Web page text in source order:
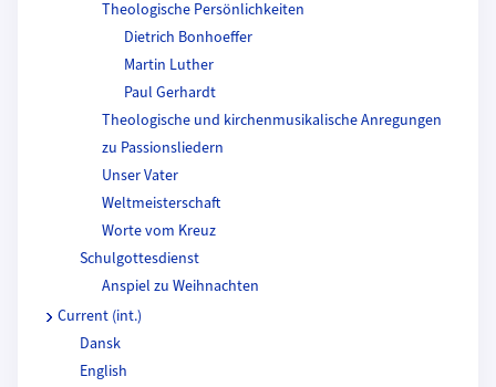
Theologische Persönlichkeiten
Dietrich Bonhoeffer
Martin Luther
Paul Gerhardt
Theologische und kirchenmusikalische Anregungen
zu Passionsliedern
Unser Vater
Weltmeisterschaft
Worte vom Kreuz
Schulgottesdienst
Anspiel zu Weihnachten
Current (int.)
Dansk
English